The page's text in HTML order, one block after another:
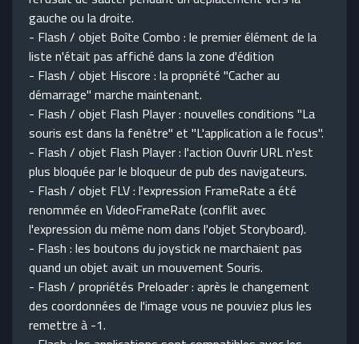
gauche ou la droite.
- Flash / objet Boîte Combo : le premier élément de la
liste n'était pas affiché dans la zone d'édition
- Flash / objet Hiscore : la propriété "Cacher au
démarrage" marche maintenant.
- Flash / objet Flash Player : nouvelles conditions "La
souris est dans la fenêtre" et "L'application a le focus".
- Flash / objet Flash Player : l'action Ouvrir URL n'est
plus bloquée par le bloqueur de pub des navigateurs.
- Flash / objet FLV : l'expression FrameRate a été
renommée en VideoFrameRate (conflit avec
l'expression du même nom dans l'objet Storyboard).
- Flash : les boutons du joystick ne marchaient pas
quand un objet avait un mouvement Souris.
- Flash / propriétés Preloader : après le changement
des coordonnées de l'image vous ne pouviez plus les
remettre à -1.